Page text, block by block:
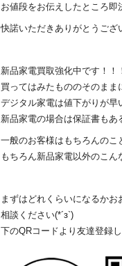
お値段をお伝えしたところ即
快諾いただきありがとうござ
新品家電買取強化中です！！
買ってはみたもののそのま
デジタル家電は値下がりが早
新品家電の場合は保証書も
一般のお客様はもちろんのこ
もちろん新品家電以外のこ
まずはどれくらいになるか
相談ください(*´з`)
下のQRコードより友達登録